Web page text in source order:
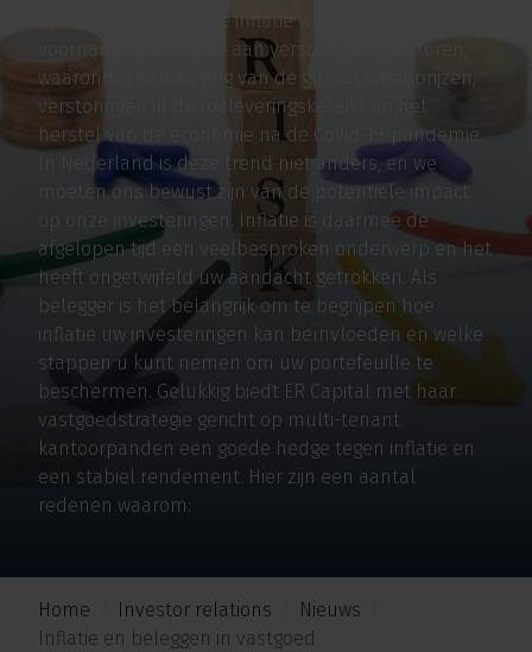
opwaartse trend in de inflatie waargenomen. Dit is
voornamelijk te wijten aan verschillende factoren,
waaronder een stijging van de grondstoffenprijzen,
verstoringen in de toeleveringsketens en het
herstel van de economie na de Covid-19-pandemie.
In Nederland is deze trend niet anders, en we
moeten ons bewust zijn van de potentiële impact
op onze investeringen. Inflatie is daarmee de
afgelopen tijd een veelbesproken onderwerp en het
heeft ongetwijfeld uw aandacht getrokken. Als
belegger is het belangrijk om te begrijpen hoe
inflatie uw investeringen kan beïnvloeden en welke
stappen u kunt nemen om uw portefeuille te
beschermen. Gelukkig biedt ER Capital met haar
vastgoedstrategie gericht op multi-tenant
kantoorpanden een goede hedge tegen inflatie en
een stabiel rendement. Hier zijn een aantal
redenen waarom:
Home Investor relations
Nieuws
Inflatie en beleggen in vastgoed